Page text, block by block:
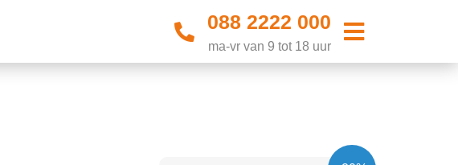
088 2222 000
ma-vr van 9 tot 18 uur